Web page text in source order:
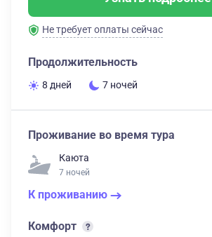
Не требует оплаты сейчас
Продолжительность
8 дней 7 ночей
Проживание во время тура
Каюта
7 ночей
К проживанию
Комфорт